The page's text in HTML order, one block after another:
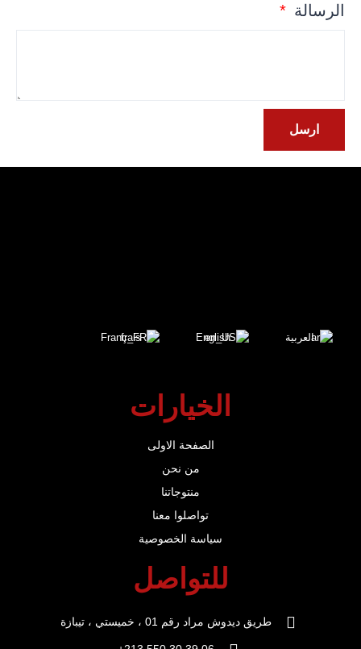
الرسالة
ارسل
العربية English
Français
الخيارات
الصفحة الاولى
من نحن
منتوجاتنا
تواصلوا معنا
سياسة الخصوصية
للتواصل
طريق ديدوش مراد رقم 01 ، خميستي ، تيبازة